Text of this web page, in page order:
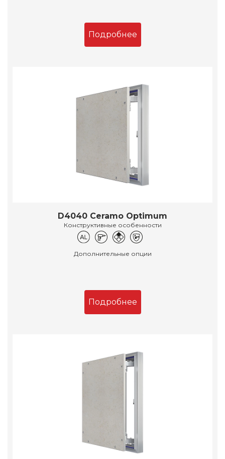
Подробнее
D4040 Ceramo Optimum
Конструктивные особенности
Дополнительные опции
Подробнее